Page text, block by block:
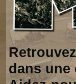
dans